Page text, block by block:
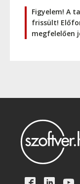
Figyelem! A
frissült!
megfelelően